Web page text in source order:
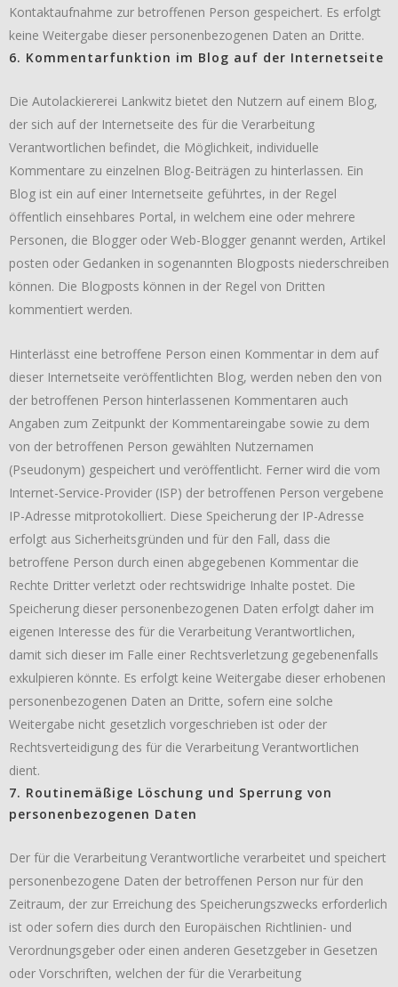
Kontaktaufnahme zur betroffenen Person gespeichert. Es erfolgt
keine Weitergabe dieser personenbezogenen Daten an Dritte.
6. Kommentarfunktion im Blog auf der Internetseite
Die Autolackiererei Lankwitz bietet den Nutzern auf einem Blog,
der sich auf der Internetseite des für die Verarbeitung
Verantwortlichen befindet, die Möglichkeit, individuelle
Kommentare zu einzelnen Blog-Beiträgen zu hinterlassen. Ein
Blog ist ein auf einer Internetseite geführtes, in der Regel
öffentlich einsehbares Portal, in welchem eine oder mehrere
Personen, die Blogger oder Web-Blogger genannt werden, Artikel
posten oder Gedanken in sogenannten Blogposts niederschreiben
können. Die Blogposts können in der Regel von Dritten
kommentiert werden.
Hinterlässt eine betroffene Person einen Kommentar in dem auf
dieser Internetseite veröffentlichten Blog, werden neben den von
der betroffenen Person hinterlassenen Kommentaren auch
Angaben zum Zeitpunkt der Kommentareingabe sowie zu dem
von der betroffenen Person gewählten Nutzernamen
(Pseudonym) gespeichert und veröffentlicht. Ferner wird die vom
Internet-Service-Provider (ISP) der betroffenen Person vergebene
IP-Adresse mitprotokolliert. Diese Speicherung der IP-Adresse
erfolgt aus Sicherheitsgründen und für den Fall, dass die
betroffene Person durch einen abgegebenen Kommentar die
Rechte Dritter verletzt oder rechtswidrige Inhalte postet. Die
Speicherung dieser personenbezogenen Daten erfolgt daher im
eigenen Interesse des für die Verarbeitung Verantwortlichen,
damit sich dieser im Falle einer Rechtsverletzung gegebenenfalls
exkulpieren könnte. Es erfolgt keine Weitergabe dieser erhobenen
personenbezogenen Daten an Dritte, sofern eine solche
Weitergabe nicht gesetzlich vorgeschrieben ist oder der
Rechtsverteidigung des für die Verarbeitung Verantwortlichen
dient.
7. Routinemäßige Löschung und Sperrung von
personenbezogenen Daten
Der für die Verarbeitung Verantwortliche verarbeitet und speichert
personenbezogene Daten der betroffenen Person nur für den
Zeitraum, der zur Erreichung des Speicherungszwecks erforderlich
ist oder sofern dies durch den Europäischen Richtlinien- und
Verordnungsgeber oder einen anderen Gesetzgeber in Gesetzen
oder Vorschriften, welchen der für die Verarbeitung